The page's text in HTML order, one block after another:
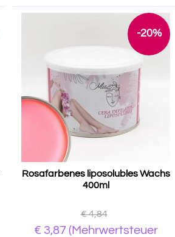
-20%
Rosafarbenes liposolubles Wachs
400ml
€ 4,84
€ 3,87 (Mehrwertsteuer